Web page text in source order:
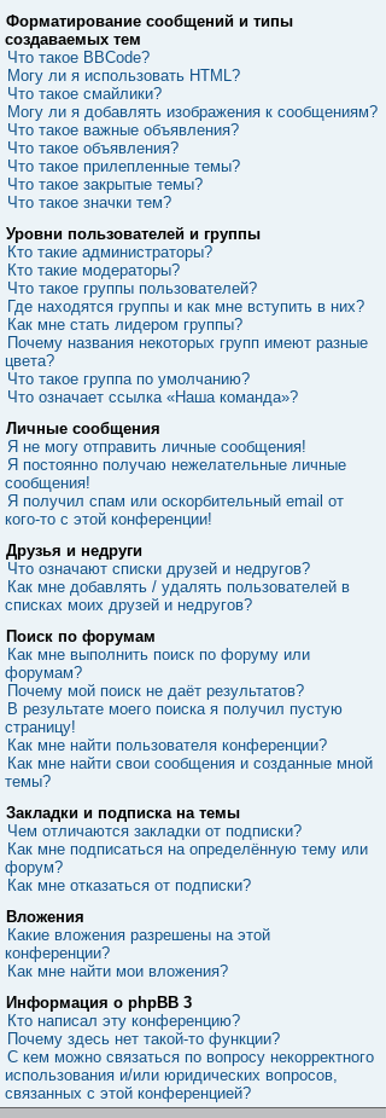
Форматирование сообщений и типы
создаваемых тем
Что такое BBCode?
Могу ли я использовать HTML?
Что такое смайлики?
Могу ли я добавлять изображения к сообщениям?
Что такое важные объявления?
Что такое объявления?
Что такое прилепленные темы?
Что такое закрытые темы?
Что такое значки тем?
Уровни пользователей и группы
Кто такие администраторы?
Кто такие модераторы?
Что такое группы пользователей?
Где находятся группы и как мне вступить в них?
Как мне стать лидером группы?
Почему названия некоторых групп имеют разные
цвета?
Что такое группа по умолчанию?
Что означает ссылка «Наша команда»?
Личные сообщения
Я не могу отправить личные сообщения!
Я постоянно получаю нежелательные личные
сообщения!
Я получил спам или оскорбительный email от
кого-то с этой конференции!
Друзья и недруги
Что означают списки друзей и недругов?
Как мне добавлять / удалять пользователей в
списках моих друзей и недругов?
Поиск по форумам
Как мне выполнить поиск по форуму или
форумам?
Почему мой поиск не даёт результатов?
В результате моего поиска я получил пустую
страницу!
Как мне найти пользователя конференции?
Как мне найти свои сообщения и созданные мной
темы?
Закладки и подписка на темы
Чем отличаются закладки от подписки?
Как мне подписаться на определённую тему или
форум?
Как мне отказаться от подписки?
Вложения
Какие вложения разрешены на этой
конференции?
Как мне найти мои вложения?
Информация о phpBB 3
Кто написал эту конференцию?
Почему здесь нет такой-то функции?
С кем можно связаться по вопросу некорректного
использования и/или юридических вопросов,
связанных с этой конференцией?